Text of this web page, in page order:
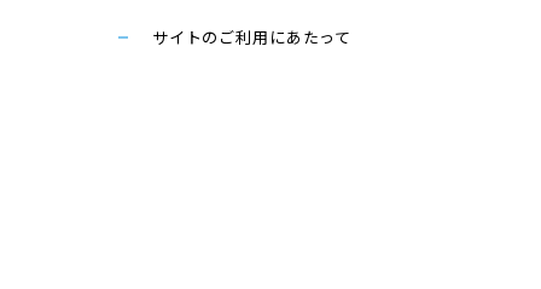
サイトのご利用にあたって